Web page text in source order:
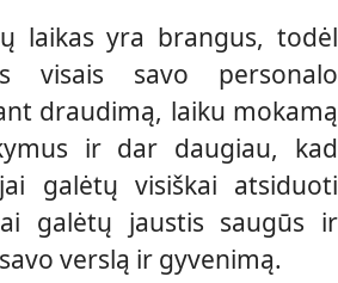
laikas yra brangus, todėl
visais savo personalo
draudimą, laiku mokamą
ir dar daugiau, kad
galėtų visiškai atsiduoti
galėtų jaustis saugūs ir
verslą ir gyvenimą.